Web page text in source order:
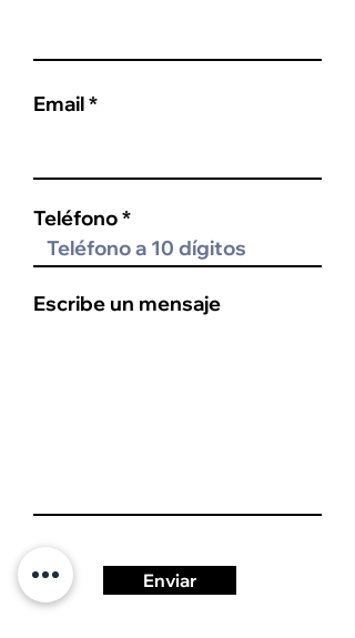
Email
Teléfono
Escribe un mensaje
Enviar